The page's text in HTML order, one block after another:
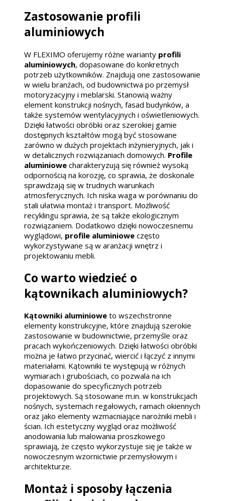
Zastosowanie profili
aluminiowych
W FLEXIMO oferujemy różne warianty profili
aluminiowych, dopasowane do konkretnych
potrzeb użytkowników. Znajdują one zastosowanie
w wielu branżach, od budownictwa po przemysł
motoryzacyjny i meblarski. Stanowią ważny
element konstrukcji nośnych, fasad budynków, a
także systemów wentylacyjnych i oświetleniowych.
Dzięki łatwości obróbki oraz szerokiej gamie
dostępnych kształtów mogą być stosowane
zarówno w dużych projektach inżynieryjnych, jak i
w detalicznych rozwiązaniach domowych. Profile
aluminiowe charakteryzują się również wysoką
odpornością na korozję, co sprawia, że doskonale
sprawdzają się w trudnych warunkach
atmosferycznych. Ich niska waga w porównaniu do
stali ułatwia montaż i transport. Możliwość
recyklingu sprawia, że są także ekologicznym
rozwiązaniem. Dodatkowo dzięki nowoczesnemu
wyglądowi, profile aluminiowe często
wykorzystywane są w aranżacji wnętrz i
projektowaniu mebli.
Co warto wiedzieć o
kątownikach aluminiowych?
Kątowniki aluminiowe to wszechstronne
elementy konstrukcyjne, które znajdują szerokie
zastosowanie w budownictwie, przemyśle oraz
pracach wykończeniowych. Dzięki łatwości obróbki
można je łatwo przycinać, wiercić i łączyć z innymi
materiałami. Kątowniki te występują w różnych
wymiarach i grubościach, co pozwala na ich
dopasowanie do specyficznych potrzeb
projektowych. Są stosowane m.in. w konstrukcjach
nośnych, systemach regałowych, ramach okiennych
oraz jako elementy wzmacniające narożniki mebli i
ścian. Ich estetyczny wygląd oraz możliwość
anodowania lub malowania proszkowego
sprawiają, że często wykorzystuje się je także w
nowoczesnym wzornictwie przemysłowym i
architekturze.
Montaż i sposoby łączenia